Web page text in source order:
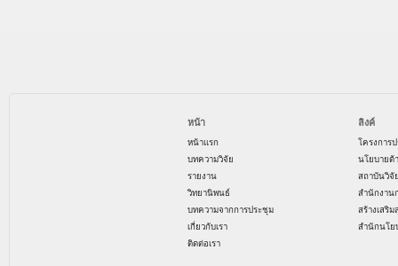
หน้า
หน้าแรก
บทความวิจัย
รายงาน
วิทยานิพนธ์
บทความจากการประชุม
เกี่ยวกับเรา
ติดต่อเรา
ลิงค์
โครงการ
นโยบายด้
สถาบันวิจั
สำนักงาน
สร้างเสริ
สำนักนโย